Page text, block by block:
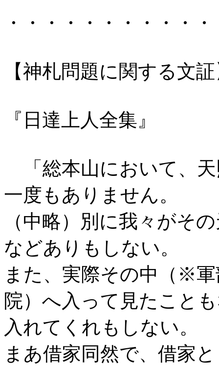
・・・・・・・・・・
【神札問題に関する文
『日達上人全集』
「総本山において、
一度もありません。
（中略）別に我々がそ
などありもしない。
また、実際その中（※
院）へ入って見たこと
入れてくれもしない。
まあ借家同然で、借家